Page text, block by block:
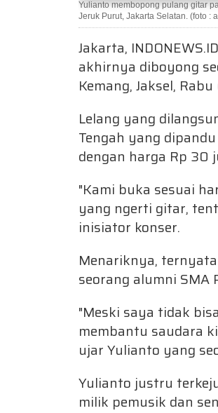
Yulianto membopong pulang gitar
Jeruk Purut, Jakarta Selatan. (foto :
Jakarta,
akhirnya diboyong
Kemang, Jaksel,
Lelang yang
Tengah yang
dengan harga Rp 30
"Kami buka sesuai
yang ngerti gitar,
inisiator konser.
Menariknya,
seorang alumni SMA
"Meski saya tidak
membantu saudara
ujar Yulianto yang
Yulianto justru
milik pemusik dan